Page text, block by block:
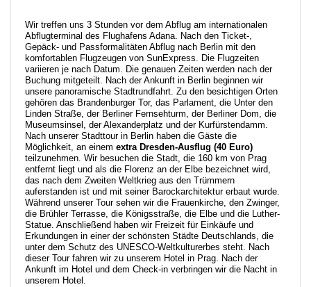
Wir treffen uns 3 Stunden vor dem Abflug am internationalen
Abflugterminal des Flughafens Adana. Nach den Ticket-,
Gepäck- und Passformalitäten Abflug nach Berlin mit den
komfortablen Flugzeugen von SunExpress. Die Flugzeiten
variieren je nach Datum. Die genauen Zeiten werden nach der
Buchung mitgeteilt. Nach der Ankunft in Berlin beginnen wir
unsere panoramische Stadtrundfahrt. Zu den besichtigen Orten
gehören das Brandenburger Tor, das Parlament, die Unter den
Linden Straße, der Berliner Fernsehturm, der Berliner Dom, die
Museumsinsel, der Alexanderplatz und der Kurfürstendamm.
Nach unserer Stadttour in Berlin haben die Gäste die
Möglichkeit, an einem extra Dresden-Ausflug (40 Euro)
teilzunehmen. Wir besuchen die Stadt, die 160 km von Prag
entfernt liegt und als die Florenz an der Elbe bezeichnet wird,
das nach dem Zweiten Weltkrieg aus den Trümmern
auferstanden ist und mit seiner Barockarchitektur erbaut wurde.
Während unserer Tour sehen wir die Frauenkirche, den Zwinger,
die Brühler Terrasse, die Königsstraße, die Elbe und die Luther-
Statue. Anschließend haben wir Freizeit für Einkäufe und
Erkundungen in einer der schönsten Städte Deutschlands, die
unter dem Schutz des UNESCO-Weltkulturerbes steht. Nach
dieser Tour fahren wir zu unserem Hotel in Prag. Nach der
Ankunft im Hotel und dem Check-in verbringen wir die Nacht in
unserem Hotel.